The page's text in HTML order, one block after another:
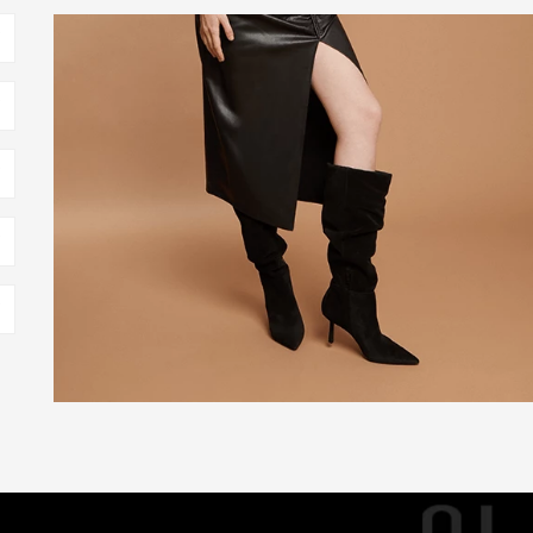
EM DIFERENTES ESTAÇÕES
cano longo também podem ser usadas na meia estação. Durante o
e blusas de manga longa. No inverno, a combinação com casacos
as botas de cano longo no armário. Experimente usá-las com
e moderno. O truque é balancear peças mais leves com o peso
ATEMPORAL
de moda. Com um estilo atemporal, esse tipo de bota pode ser
por muitos anos.